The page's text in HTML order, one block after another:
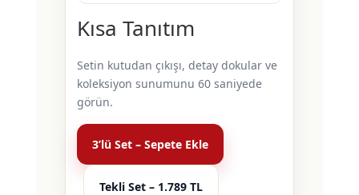
Kısa Tanıtım
Setin kutudan çıkışı, detay dokular ve
koleksiyon sunumunu 60 saniyede
görün.
3’lü Set – Sepete Ekle
Tekli Set – 1.789 TL